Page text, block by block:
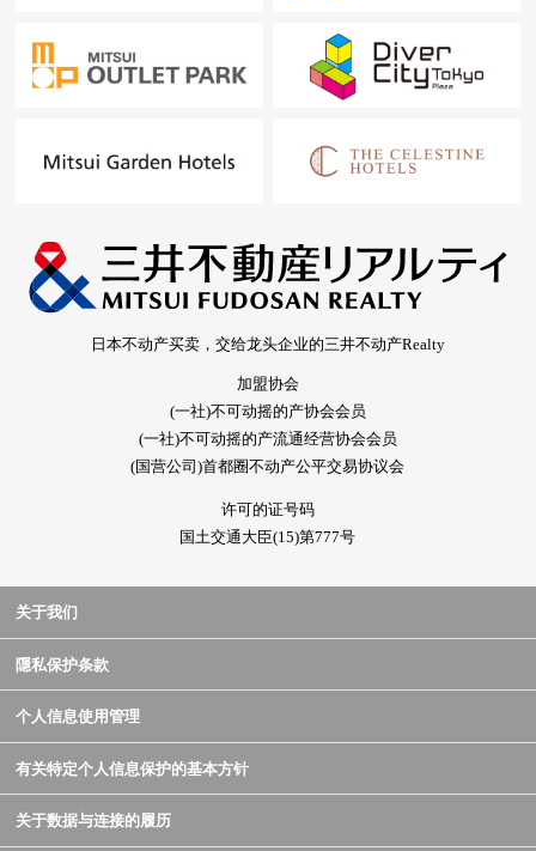
日本不动产买卖，交给龙头企业的三井不动产Realty
加盟协会
(一社)不可动摇的产协会会员
(一社)不可动摇的产流通经营协会会员
(国营公司)首都圈不动产公平交易协议会
许可的证号码
国土交通大臣(15)第777号
关于我们
隱私保护条款
个人信息使用管理
有关特定个人信息保护的基本方针
关于数据与连接的履历